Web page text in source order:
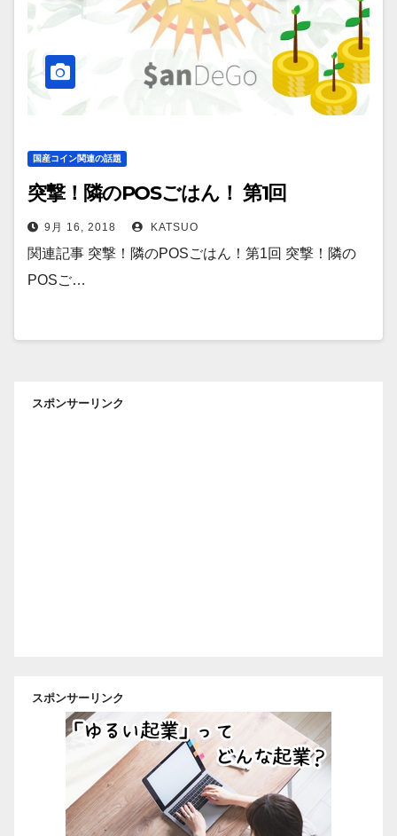
国産コイン関連の話題
突撃！隣のPOSごはん！ 第1回
9月 16, 2018 KATSUO
関連記事 突撃！隣のPOSごはん！第1回 突撃！隣の
POSご…
スポンサーリンク
スポンサーリンク